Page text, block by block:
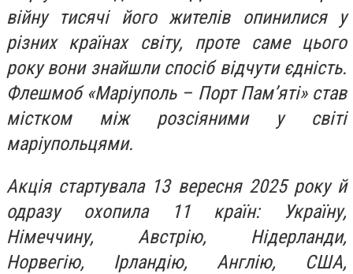
війну тисячі його жителів опинилися у
різних країнах світу, проте саме цього
року вони знайшли спосіб відчути єдність.
Флешмоб «Маріуполь – Порт Пам’яті» став
містком між розсіяними у світі
маріупольцями.
Акція стартувала 13 вересня 2025 року й
одразу охопила 11 країн: Україну,
Німеччину, Австрію, Нідерланди,
Норвегію, Ірландію, Англію, США,